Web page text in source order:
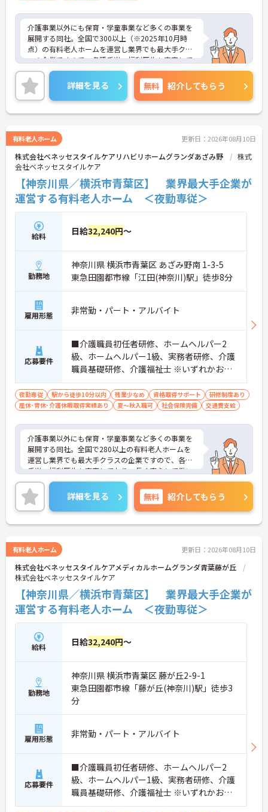
介護事業以外にも保育・学童事業など多くの事業を
展開する同社。全国で300以上（※2025年10月時
点）の有料老人ホームを運営し業界でも最大手クラ
スの企業ですので、各種手当、福利厚生も充実して
おり、長く安心して働いていただける環境です。ご
興味ある方には、面接対策ポイントなど、さらに詳
細をお話しいたしますのでお気軽にご相談くださ
い。
詳細を見る 無料 紹介してもらう
有料老人ホーム 更新日：2026年08月10日
株式会社ベネッセスタイルケアリハビリホームグランダあざみ野
株式
会社ベネッセスタイルケア
【神奈川県／横浜市青葉区】 業界最大手企業が
運営する有料老人ホーム ＜夜勤専従＞
給料 日給32,240円～
勤務地
神奈川県 横浜市青葉区 あざみ野南 1-3-5
東急田園都市線「江田(神奈川)駅」徒歩8分
雇用形態 非常勤・パート・アルバイト
応募要件
■介護職員初任者研修、ホームヘルパー2
級、ホームヘルパー1級、実務者研修、介護
職員基礎研修、介護福祉士 ※いずれかお持
ちの方 ※資格をお持ちでない方も相談可
夜勤専従 駅から徒歩10分以内 残業少なめ 資格取得サポート
研修制度あり
産休･育休･介護休暇取得実績あり
夏～秋入職可 社会保険完備 交通費支給
介護事業以外にも保育・学童事業など多くの事業を
展開する同社。全国で280以上の有料老人ホームを
運営し業界でも最大手クラスの企業ですので、各種
手当、福利厚生も充実しており、長く安心して働い
ていただける環境です。ご興味ある方には、面接対
策ポイントなど、さらに詳細をお話しいたしますの
でお気軽にご相談ください。
詳細を見る 無料 紹介してもらう
有料老人ホーム 更新日：2026年08月10日
株式会社ベネッセスタイルケアメディカルホームグランダ青葉藤が丘
株式会社ベネッセスタイルケア
【神奈川県／横浜市青葉区】 業界最大手企業が
運営する有料老人ホーム ＜夜勤専従＞
給料 日給32,240円～
勤務地
神奈川県 横浜市青葉区 藤が丘2-9-1
東急田園都市線「藤が丘(神奈川)駅」徒歩3
分
雇用形態 非常勤・パート・アルバイト
応募要件
■介護職員初任者研修、ホームヘルパー2
級、ホームヘルパー1級、実務者研修、介護
職員基礎研修、介護福祉士 ※いずれかお持
ちの方 ※資格をお持ちでない方も相談可